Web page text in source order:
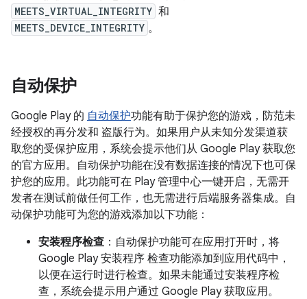
MEETS_VIRTUAL_INTEGRITY 和
MEETS_DEVICE_INTEGRITY 。
自动保护
Google Play 的 自动保护功能有助于保护您的游戏，防范未
经授权的再分发和 盗版行为。如果用户从未知分发渠道获
取您的受保护应用，系统会提示他们从 Google Play 获取您
的官方应用。自动保护功能在没有数据连接的情况下也可保
护您的应用。此功能可在 Play 管理中心一键开启，无需开
发者在测试前做任何工作，也无需进行后端服务器集成。自
动保护功能可为您的游戏添加以下功能：
安装程序检查 ：自动保护功能可在应用打开时，将
Google Play 安装程序 检查功能添加到应用代码中，
以便在运行时进行检查。如果未能通过安装程序检
查，系统会提示用户通过 Google Play 获取应用。